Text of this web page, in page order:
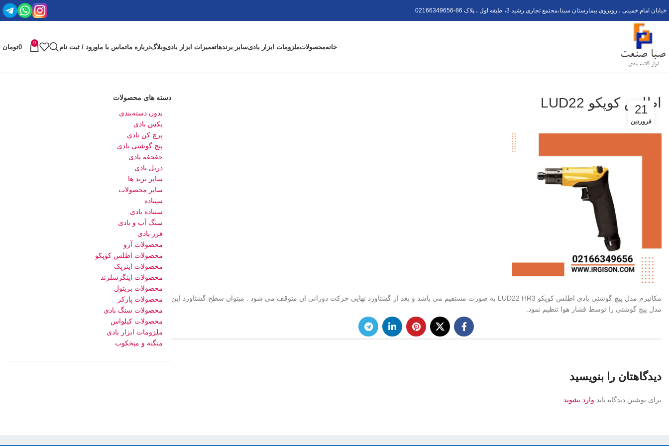
خیابان امام خمینی ، روبروی بیمارستان سینا،مجتمع تجاری رشید 3، طبقه اول ، پلاک 6 02166349656-8
خانهمحصولاتملزومات ابزار بادیسایر برندهاتعمیرات ابزار بادیوبلاگدرباره ماتماس با ماورود / ثبت نام
0
0تومان
اطلس کوپکو LUD22
21
فروردین
مکانیزم مدل پیچ گوشتی بادی اطلس کوپکو LUD22 HR3 به صورت مستقیم می باشد و بعد از گشتاورد نهایی حرکت دورانی ان متوقف می شود . میتوان سطح گشتاورد این
مدل پیچ گوشتی را توسط فشار هوا تنظیم نمود.
دیدگاهتان را بنویسید
برای نوشتن دیدگاه باید وارد بشوید
دسته های محصولات
بدون دسته‌بندی
بکس بادی
پرچ کن بادی
پیچ گوشتی بادی
جغجغه بادی
دریل بادی
سایر برند ها
سایر محصولات
سنباده
سنباده بادی
سنگ آب و بادی
فرز بادی
محصولات آرو
محصولات اطلس کوپکو
محصولات اینرپک
محصولات اینگرسلرند
محصولات بریتول
محصولات پارکر
محصولات سنگ بادی
محصولات کیلواس
ملزومات ابزار بادی
منگنه و میخکوب